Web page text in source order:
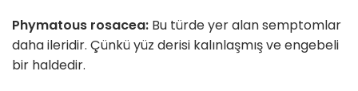
Phymatous rosacea: Bu türde yer alan semptomlar
daha ileridir. Çünkü yüz derisi kalınlaşmış ve engebeli
bir haldedir.